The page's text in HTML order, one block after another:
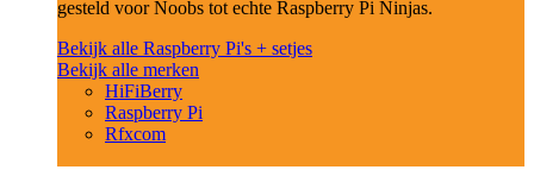
gesteld voor Noobs tot echte Raspberry Pi Ninjas.
Bekijk alle Raspberry Pi's + setjes
Bekijk alle merken
HiFiBerry
Raspberry Pi
Rfxcom